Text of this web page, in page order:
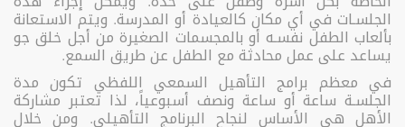
الجلسـات في أي مكان كالعيادة أو المدرسة. ويتم الاستعانة
بألعاب الطفل نفسـه أو بالمجسمات الصغيرة من أجل خلق جو
يساعد على عمل محادثة مع الطفل عن طريق السمع.
في معظم برامج التأهيل السمعي اللفظي تكون مدة
الجلسـة ساعة أو ساعة ونصف أسبوعياً، لذا تعتبر مشاركة
الأهل هي الأساس لنجاح البرنامج التأهيلي. ومن خلال